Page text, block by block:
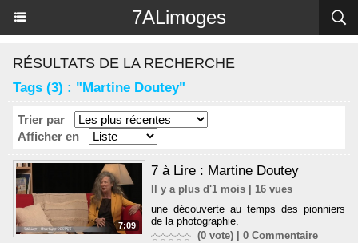
7ALimoges
RÉSULTATS DE LA RECHERCHE
Tags (3) : "Martine Doutey"
Trier par
Afficher en
7:09
7 à Lire : Martine Doutey
Il y a plus d'1 mois | 16 vues
une découverte au temps des pionniers
de la photographie.
(0 vote) |0 Commentaire